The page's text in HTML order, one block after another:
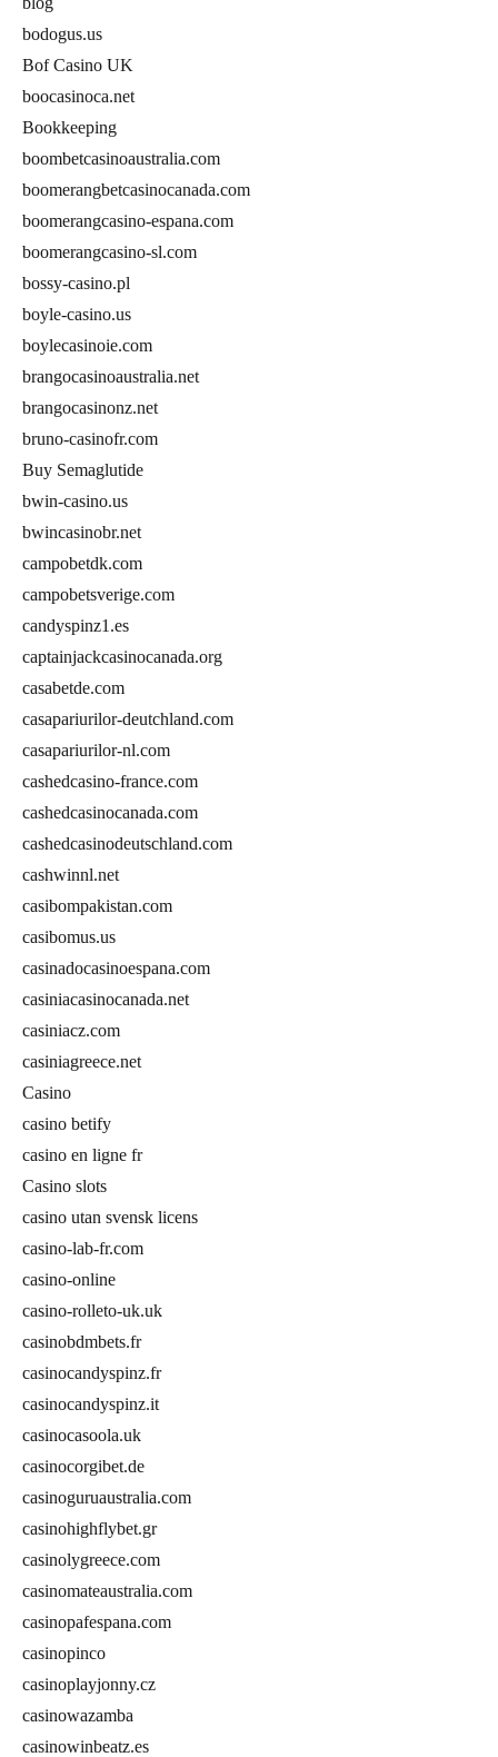
bodogus.us
Bof Casino UK
boocasinoca.net
Bookkeeping
boombetcasinoaustralia.com
boomerangbetcasinocanada.com
boomerangcasino-espana.com
boomerangcasino-sl.com
bossy-casino.pl
boyle-casino.us
boylecasinoie.com
brangocasinoaustralia.net
brangocasinonz.net
bruno-casinofr.com
Buy Semaglutide
bwin-casino.us
bwincasinobr.net
campobetdk.com
campobetsverige.com
candyspinz1.es
captainjackcasinocanada.org
casabetde.com
casapariurilor-deutchland.com
casapariurilor-nl.com
cashedcasino-france.com
cashedcasinocanada.com
cashedcasinodeutschland.com
cashwinnl.net
casibompakistan.com
casibomus.us
casinadocasinoespana.com
casiniacasinocanada.net
casiniacz.com
casiniagreece.net
Casino
casino betify
casino en ligne fr
Casino slots
casino utan svensk licens
casino-lab-fr.com
casino-online
casino-rolleto-uk.uk
casinobdmbets.fr
casinocandyspinz.fr
casinocandyspinz.it
casinocasoola.uk
casinocorgibet.de
casinoguruaustralia.com
casinohighflybet.gr
casinolygreece.com
casinomateaustralia.com
casinopafespana.com
casinopinco
casinoplayjonny.cz
casinowazamba
casinowinbeatz.es